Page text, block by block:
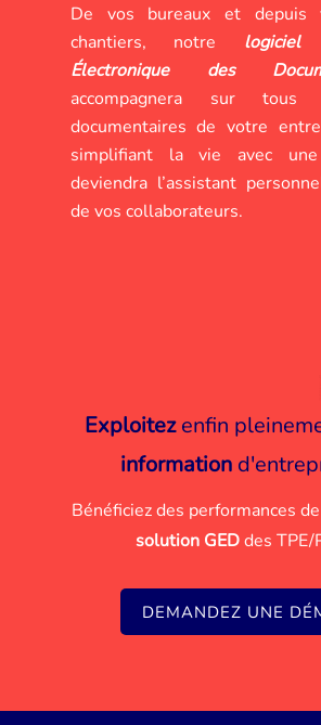
De vos bureaux et depuis
chantiers, notre logiciel
Électronique des
accompagnera sur tous
documentaires de votre
simplifiant la vie avec
deviendra l’assistant
de vos collaborateurs.
Exploitezenfin
information
Bénéficiez des performances
solution GEDdes TPE/
DEMANDEZ UNE